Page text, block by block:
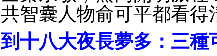
共智囊人物俞可平都看得
到十八大夜長夢多：三種